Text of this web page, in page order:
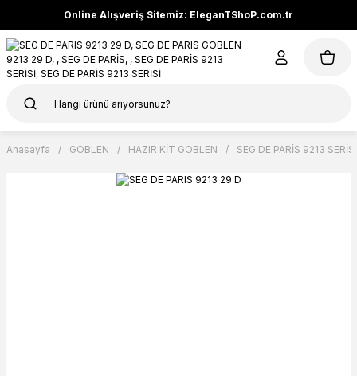
Online Alışveriş Sitemiz: EleganTShoP.com.tr
Anasayfa GOBLEN HAZIR KİT GOBLEN SEG DE PARİS 9213 SERİSİ